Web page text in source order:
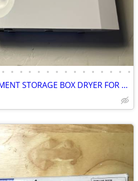
• • • • • • • • • • • • • • •
ESUN EBOX LITE FILAMENT STORAGE BOX DRYER FOR 3D PRINTING MATERIAL PRO